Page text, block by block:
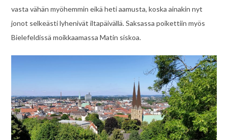
vasta vähän myöhemmin eikä heti aamusta, koska ainakin nyt
jonot selkeästi lyhenivät iltapäivällä. Saksassa poikettiin myös
Bielefeldissä moikkaamassa Matin siskoa.